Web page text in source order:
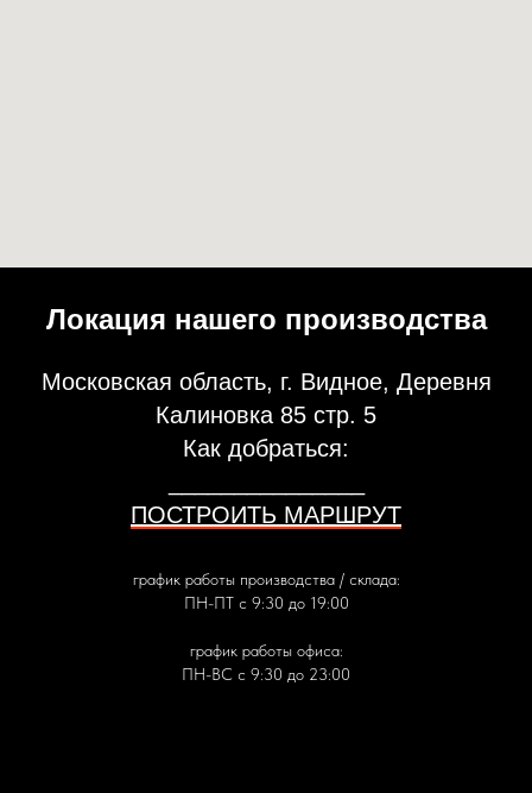
Локация нашего производства
Московская область, г. Видное, Деревня
Калиновка 85 стр. 5
Как добраться:
ПОСТРОИТЬ МАРШРУТ
график работы производства / склада:
ПН-ПТ с 9:30 до 19:00
график работы офиса:
ПН-ВС с 9:30 до 23:00